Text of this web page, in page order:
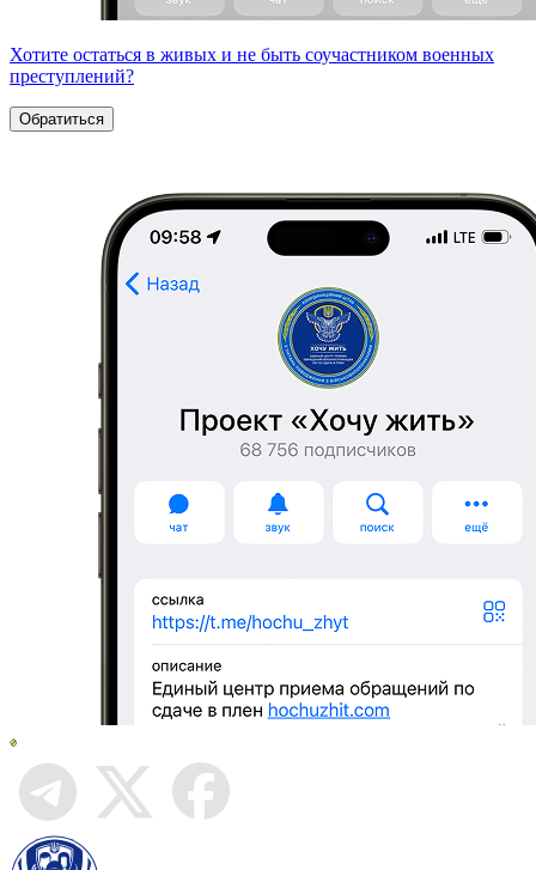
Хотите остаться в живых и не быть соучастником военных
преступлений?
Обратиться